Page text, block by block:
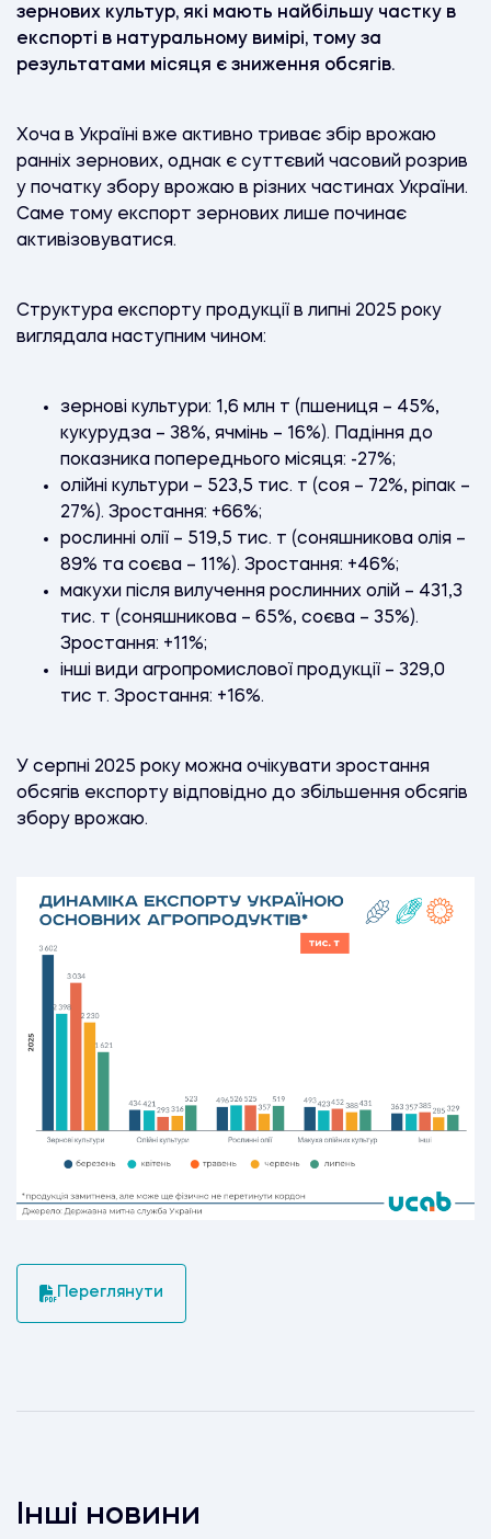
зернових культур, які мають найбільшу частку в
експорті в натуральному вимірі, тому за
результатами місяця є зниження обсягів.
Хоча в Україні вже активно триває збір врожаю
ранніх зернових, однак є суттєвий часовий розрив
у початку збору врожаю в різних частинах України.
Саме тому експорт зернових лише починає
активізовуватися.
Структура експорту продукції в липні 2025 року
виглядала наступним чином:
зернові культури: 1,6 млн т (пшениця – 45%,
кукурудза – 38%, ячмінь – 16%). Падіння до
показника попереднього місяця: -27%;
олійні культури – 523,5 тис. т (соя – 72%, ріпак –
27%). Зростання: +66%;
рослинні олії – 519,5 тис. т (соняшникова олія –
89% та соєва – 11%). Зростання: +46%;
макухи після вилучення рослинних олій – 431,3
тис. т (соняшникова – 65%, соєва – 35%).
Зростання: +11%;
інші види агропромислової продукції – 329,0
тис т. Зростання: +16%.
У серпні 2025 року можна очікувати зростання
обсягів експорту відповідно до збільшення обсягів
збору врожаю.
Переглянути
Інші новини